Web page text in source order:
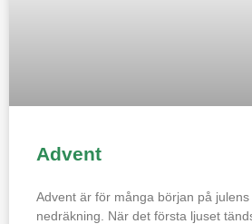
Advent
Advent är för många början på
nedräkning. När det första ljuset